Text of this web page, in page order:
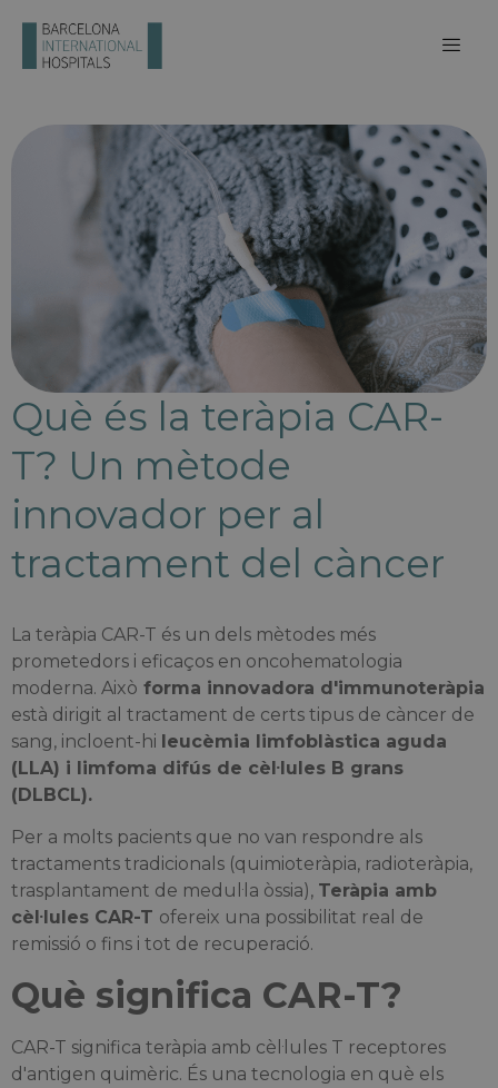
Què és la teràpia CAR-
T? Un mètode
innovador per al
tractament del càncer
La teràpia CAR-T és un dels mètodes més
prometedors i eficaços en oncohematologia
moderna. Això forma innovadora d'immunoteràpia
està dirigit al tractament de certs tipus de càncer de
sang, incloent-hi leucèmia limfoblàstica aguda
(LLA) i limfoma difús de cèl·lules B grans
(DLBCL).
Per a molts pacients que no van respondre als
tractaments tradicionals (quimioteràpia, radioteràpia,
trasplantament de medul·la òssia), Teràpia amb
cèl·lules CAR-T ofereix una possibilitat real de
remissió o fins i tot de recuperació.
Què significa CAR-T?
CAR-T significa teràpia amb cèl·lules T receptores
d'antigen quimèric. És una tecnologia en què els